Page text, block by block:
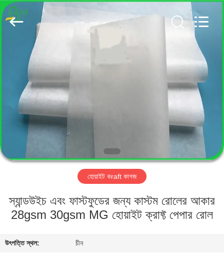
আমাদের
সম্পর্কে
কারখানা
মান
GUANGZHOU
BMPAPER
CO.,
LTD..
হোয়াইট কraft কাগজ
স্যান্ডউইচ এবং ফাস্টফুডের জন্য কাস্টম রোলের আকার
28gsm 30gsm MG হোয়াইট ক্রাফ্ট পেপার রোল
উৎপত্তি স্থল: চীন